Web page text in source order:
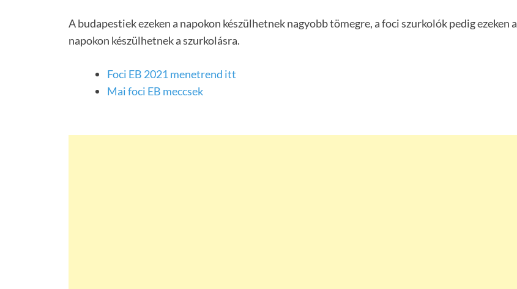
A budapestiek ezeken a napokon készülhetnek nagyobb tömegre, a foci szurkolók pedig ezeken a
napokon készülhetnek a szurkolásra.
Foci EB 2021 menetrend itt
Mai foci EB meccsek